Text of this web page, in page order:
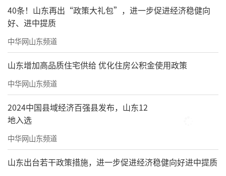
40条！山东再出“政策大礼包”，进一步促进经济稳健向
好、进中提质
中华网山东频道
山东增加高品质住宅供给 优化住房公积金使用政策
中华网山东频道
2024中国县域经济百强县发布，山东12
地入选
中华网山东频道
山东出台若干政策措施，进一步促进经济稳健向好进中提质